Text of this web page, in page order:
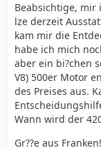
Beabsichtige, mir
lze derzeit
kam mir die
habe ich mich
aber ein bi?chen
V8) 500er Motor
des Preises aus.
Wann wird der
Gr??e aus Franken!